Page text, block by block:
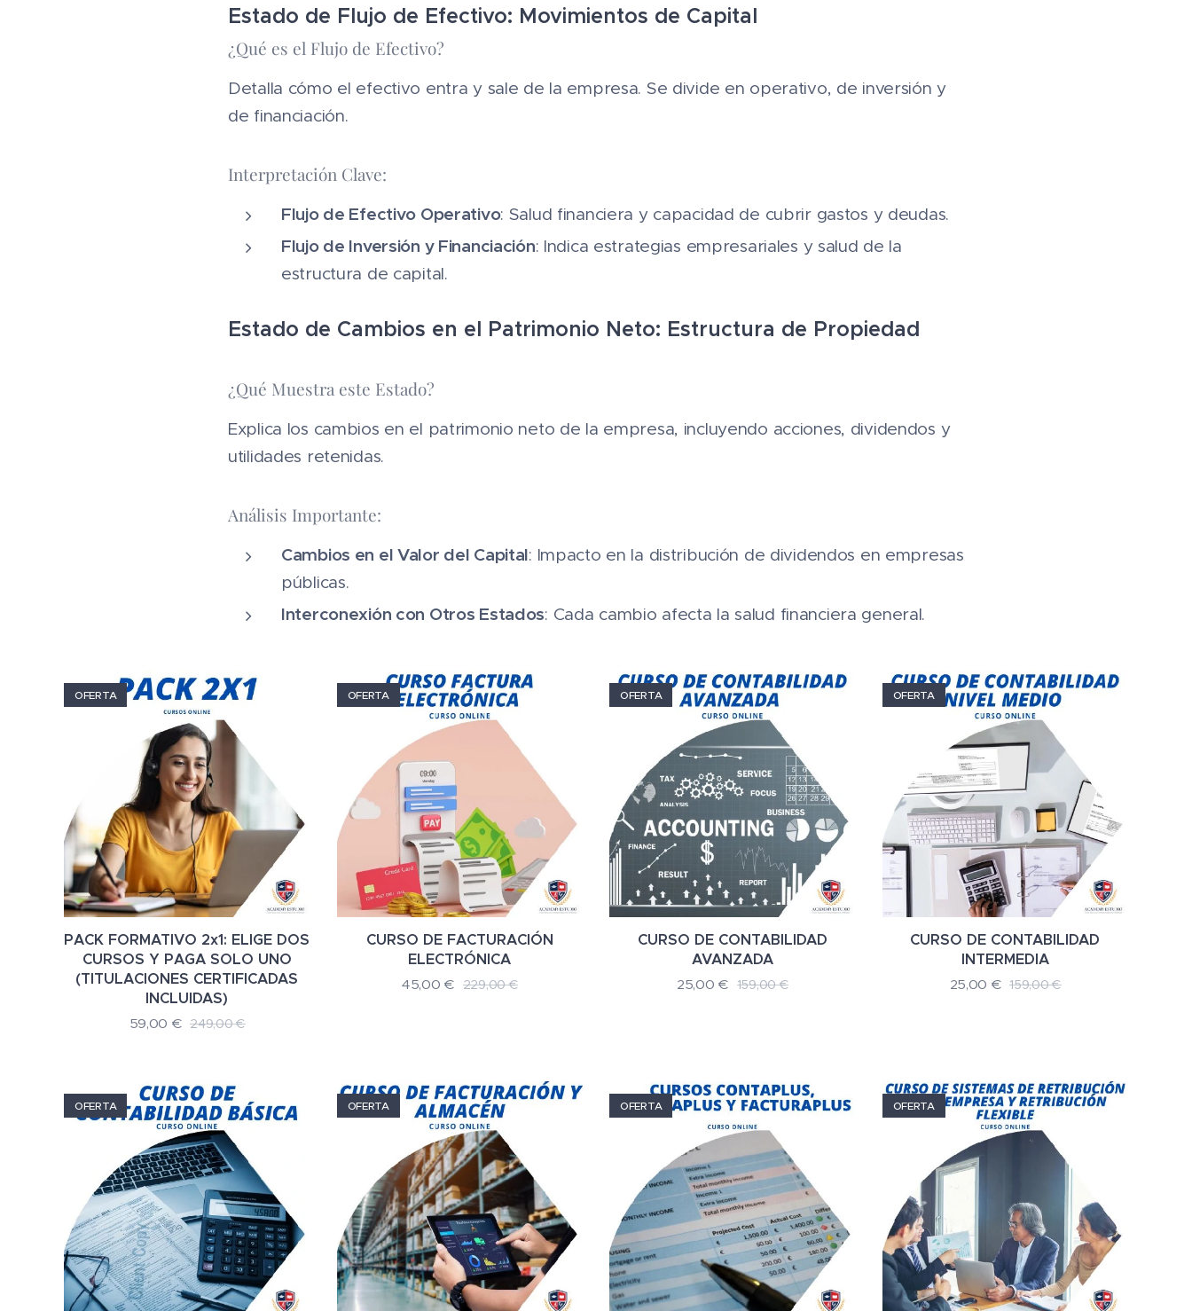
Estado de Flujo de Efectivo: Movimientos de Capital 💰🔄
¿Qué es el Flujo de Efectivo?
Detalla cómo el efectivo entra y sale de la empresa. Se divide en operativo, de inversión y
de financiación.
Interpretación Clave:
Flujo de Efectivo Operativo: Salud financiera y capacidad de cubrir gastos y deudas.
Flujo de Inversión y Financiación: Indica estrategias empresariales y salud de la
estructura de capital.
Estado de Cambios en el Patrimonio Neto: Estructura de Propiedad 🏦
¿Qué Muestra este Estado?
Explica los cambios en el patrimonio neto de la empresa, incluyendo acciones, dividendos y
utilidades retenidas.
Análisis Importante:
Cambios en el Valor del Capital: Impacto en la distribución de dividendos en empresas
públicas.
Interconexión con Otros Estados: Cada cambio afecta la salud financiera general.
PACK FORMATIVO 2x1: ELIGE DOS
CURSOS Y PAGA SOLO UNO
(TITULACIONES CERTIFICADAS
INCLUIDAS)
OFERTA
59,00 € 249,00€
CURSO DE FACTURACIÓN
ELECTRÓNICA
OFERTA
45,00 € 229,00€
CURSO DE CONTABILIDAD
AVANZADA
OFERTA
25,00 € 159,00€
CURSO DE CONTABILIDAD
INTERMEDIA
OFERTA
25,00 € 159,00€
OFERTA OFERTA OFERTA OFERTA